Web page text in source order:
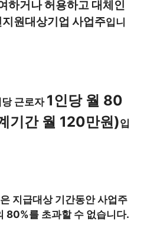
하거나 허용하고 대체인
원대상기업 사업주입니
당 근로자 1인당 월 80
기간 월 120만원)입
지급대상 기간동안 사업주
80%를 초과할 수 없습니다.